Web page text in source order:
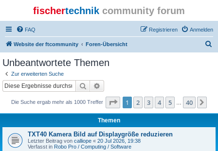
fischertechnik community forum
FAQ Anmelden
Registrieren
Website der ftcommunity Foren-Übersicht
Unbeantwortete Themen
Zur erweiterten Suche
Suche
Die Suche ergab mehr als 1000 Treffer Seite 1von 40
1 2 3 4 5 40
Themen
TXT40 Kamera Bild auf Displaygröße reduzieren
Letzter Beitrag von calliope « 20 Jul 2026, 19:38
Verfasst in Robo Pro / Computing / Software